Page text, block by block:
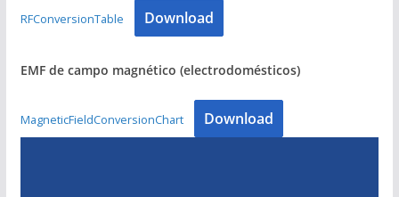
RFConversionTable Download
EMF de campo magnético (electrodomésticos)
MagneticFieldConversionChart Download